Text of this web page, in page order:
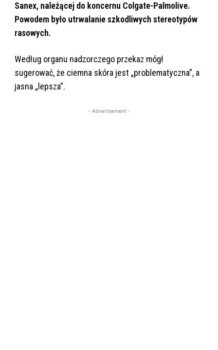
Sanex, należącej do koncernu Colgate-Palmolive.
Powodem było utrwalanie szkodliwych stereotypów
rasowych.
Według organu nadzorczego przekaz mógł
sugerować, że ciemna skóra jest „problematyczna”, a
jasna „lepsza”.
- Advertisement -